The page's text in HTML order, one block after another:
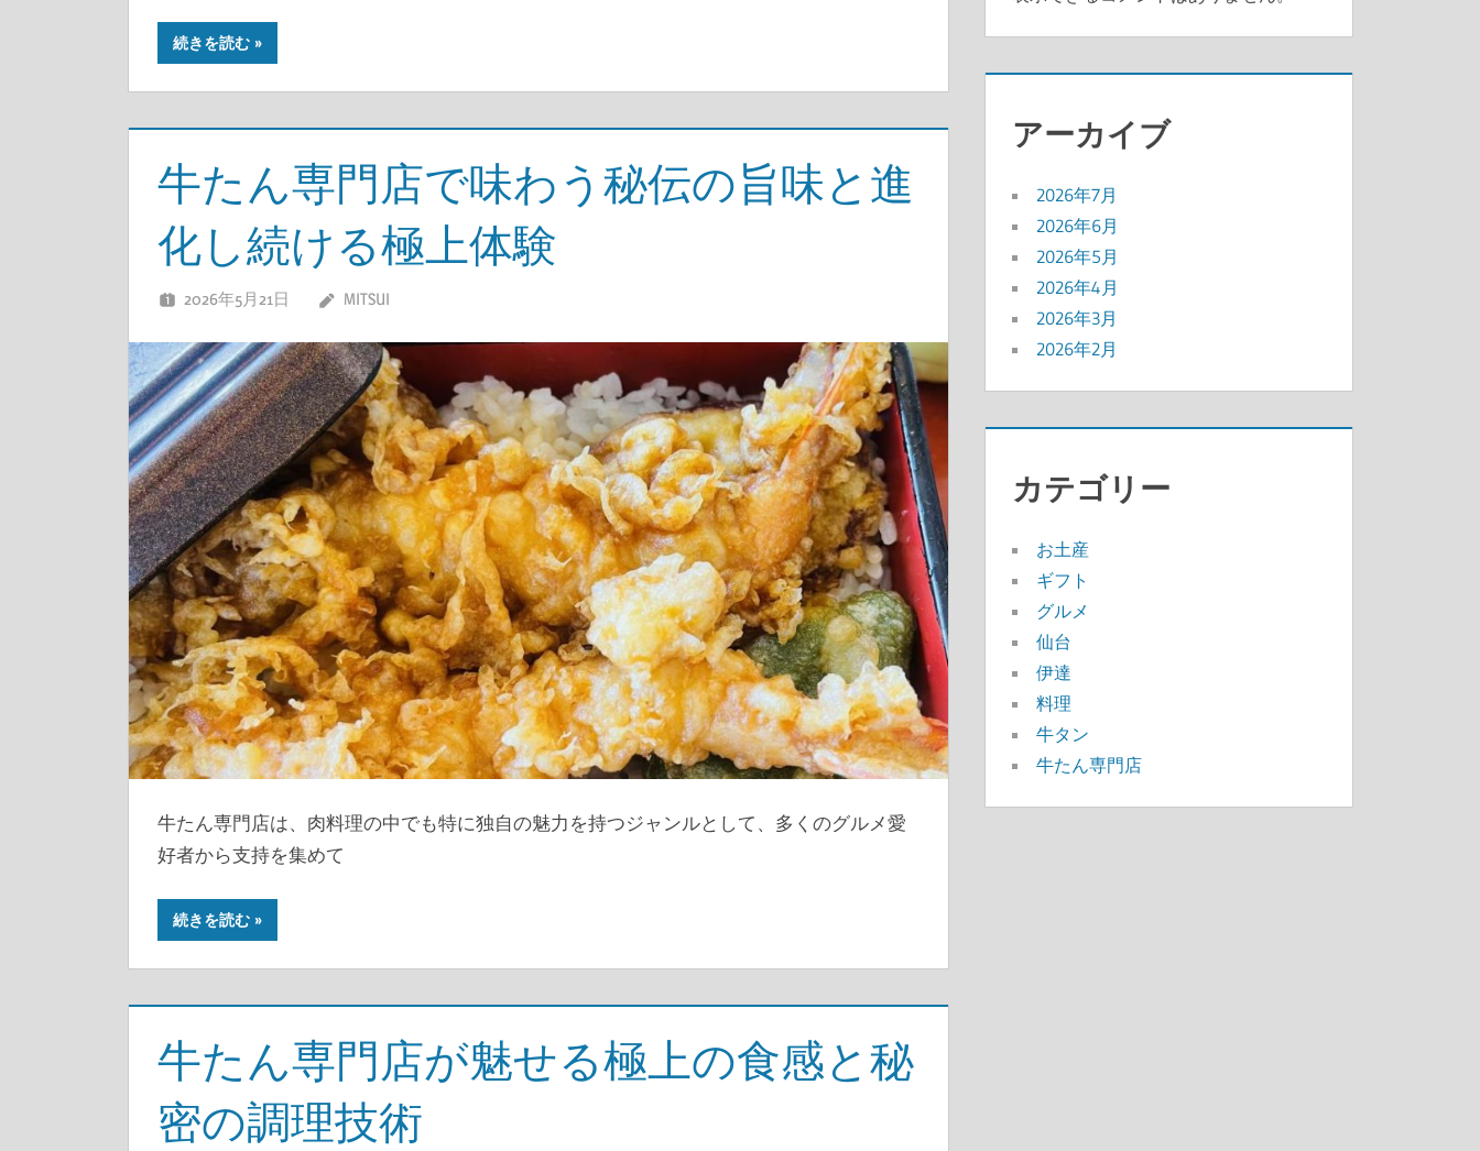
続きを読む
牛たん専門店で味わう秘伝の旨味と進
化し続ける極上体験
2026年5月21日 MITSUI
牛たん専門店は、肉料理の中でも特に独自の魅力を持つジャンルとして、多くのグルメ愛
好者から支持を集めて
続きを読む
牛たん専門店が魅せる極上の食感と秘
密の調理技術
アーカイブ
2026年7月
2026年6月
2026年5月
2026年4月
2026年3月
2026年2月
カテゴリー
お土産
ギフト
グルメ
仙台
伊達
料理
牛タン
牛たん専門店